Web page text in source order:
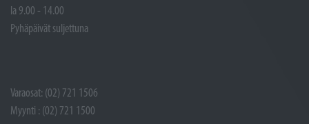
la 9.00 - 14.00
Pyhäpäivät suljettuna
Varaosat: (02) 721 1506
Myynti : (02) 721 1500